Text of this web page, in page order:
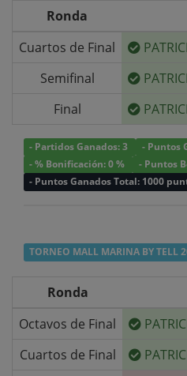
Ronda
Cuartos de Final
Semifinal
Final
- Partidos Ganados: 3
- Puntos
- % Bonificación: 0 %
- Puntos
- Puntos Ganados Total: 1000
TORNEO MALL MARINA BY TELL
Ronda
Octavos de Final
Cuartos de Final